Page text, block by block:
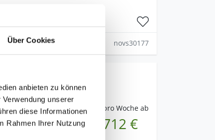
Über Cookies
anbieten zu können
unserer
diese Informationen
Rahmen Ihrer Nutzung
novs30177
pro Woche ab
712 €